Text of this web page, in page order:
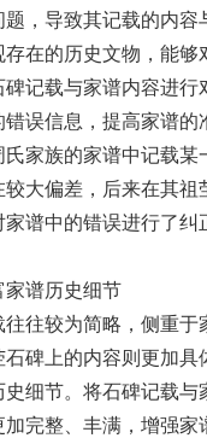
，导致其记载的内容
在的历史文物，能够
记载与家谱内容进行
误信息，提高家谱的
族的家谱中记载某
大偏差，后来在其祖
家谱中的错误进行了纠
谱历史细节
较为简略，侧重于
石碑上的内容则更加具
细节。将石碑记载与
加完整、丰满，增强家